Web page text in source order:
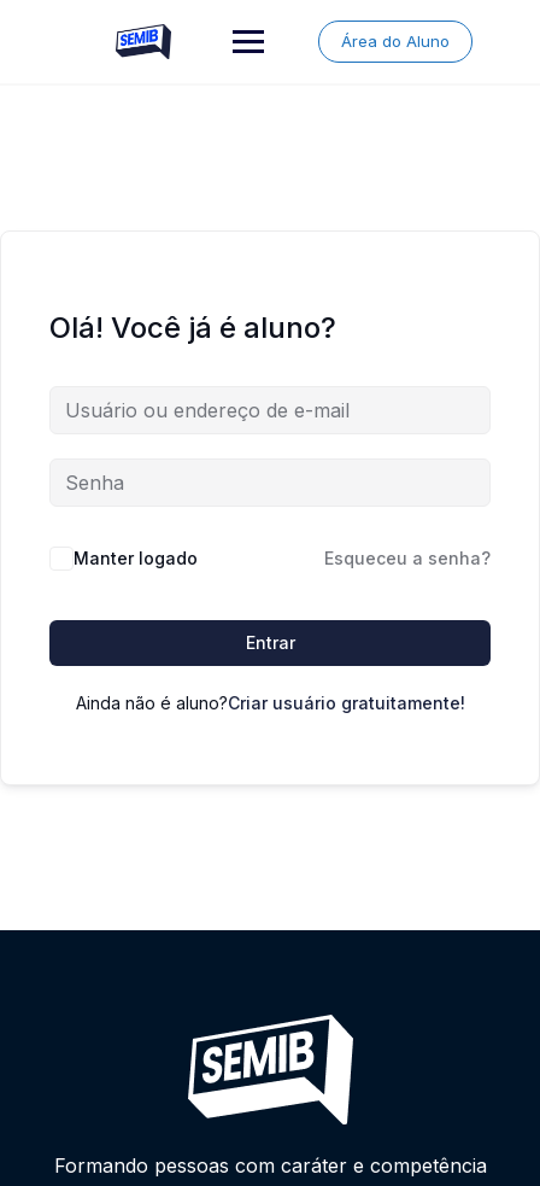
Área do Aluno
Olá! Você já é aluno?
Manter logado Esqueceu a senha?
Entrar
Ainda não é aluno?Criar usuário gratuitamente!
Formando pessoas com caráter e competência